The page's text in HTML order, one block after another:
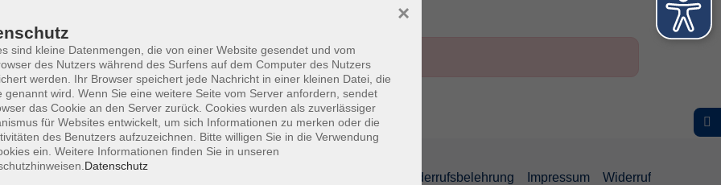
Widerrufsbelehrung Impressum Widerruf
sind kleine Datenmengen, die von einer Website gesendet und vom
des Nutzers während des Surfens auf dem Computer des Nutzers
werden. Ihr Browser speichert jede Nachricht in einer kleinen Datei, die
genannt wird. Wenn Sie eine weitere Seite vom Server anfordern, sendet
das Cookie an den Server zurück. Cookies wurden als zuverlässiger
für Websites entwickelt, um sich Informationen zu merken oder die
des Benutzers aufzuzeichnen. Bitte willigen Sie in die Verwendung
ein. Weitere Informationen finden Sie in unseren
Datenschutz
×